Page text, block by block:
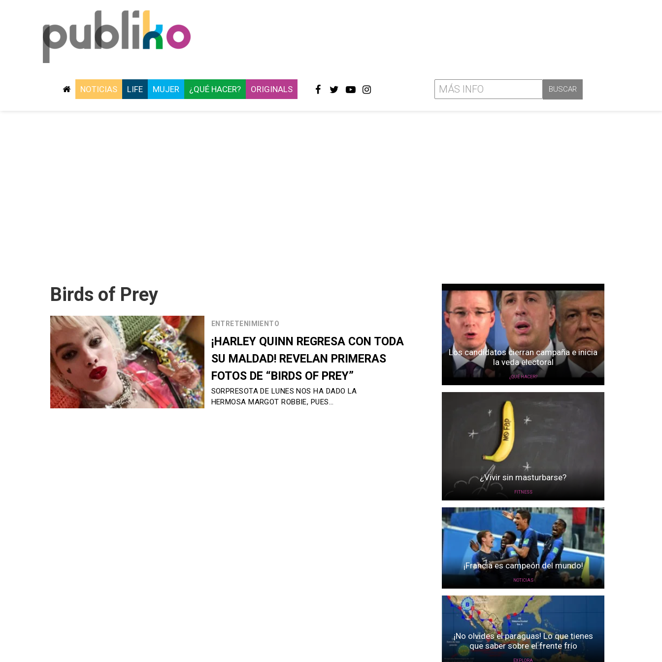
NOTICIAS LIFE MUJER ¿QUÉ HACER? ORIGINALS
Birds of Prey
ENTRETENIMIENTO
¡HARLEY QUINN REGRESA CON TODA
SU MALDAD! REVELAN PRIMERAS
FOTOS DE “BIRDS OF PREY”
SORPRESOTA DE LUNES NOS HA DADO LA
HERMOSA MARGOT ROBBIE, PUES…
Los candidatos cierran campaña e inicia
la veda electoral
¿QUÉ HACER?
¿Vivir sin masturbarse?
FITNESS
¡Francia es campeón del mundo!
NOTICIAS
¡No olvides el paraguas! Lo que tienes
que saber sobre el frente frío
EXPLORA